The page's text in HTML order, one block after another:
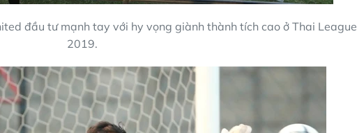
đầu tư mạnh tay với hy vọng giành thành tích cao ở Thai League
2019.